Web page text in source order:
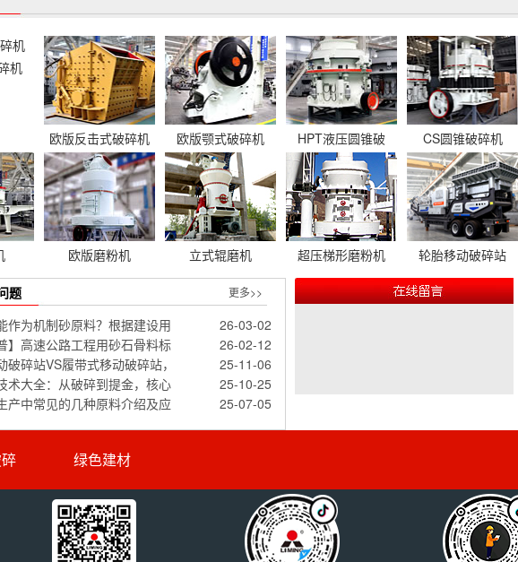
机
欧版反击式破碎机 欧版颚式破碎机 HPT液压圆锥破 CS圆锥破碎机
欧版磨粉机 立式辊磨机 超压梯形磨粉机 轮胎移动破碎站
更多>>
题
26-03-02
作为机制砂原料？根据建设用
26-02-12
】高速公路工程用砂石骨料标
25-11-06
破碎站VS履带式移动破碎站，
25-10-25
术大全：从破碎到提金，核心
25-07-05
产中常见的几种原料介绍及应
绿色建材